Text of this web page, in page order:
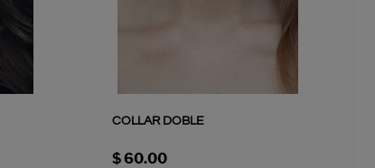
COLLAR DOBLE
$ 60.00